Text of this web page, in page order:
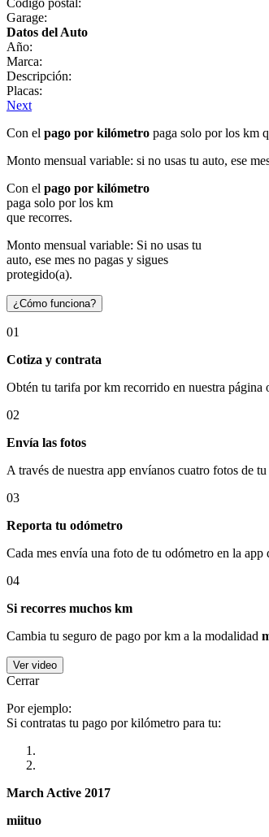
Garage:
Datos del Auto
Año:
Marca:
Descripción:
Placas:
Next
Con el pago por kilómetro paga solo por los km
Monto mensual variable: si no usas tu auto, ese
Con el pago por kilómetro
paga solo por los km
que recorres.
Monto mensual variable: Si no usas tu
auto, ese mes no pagas y sigues
protegido(a).
¿Cómo funciona?
01
Cotiza y contrata
Obtén tu tarifa por km recorrido en nuestra página
02
Envía las fotos
A través de nuestra app envíanos cuatro fotos de
03
Reporta tu odómetro
Cada mes envía una foto de tu odómetro en la app
04
Si recorres muchos km
Cambia tu seguro de pago por km a la modalidad
Ver video
Cerrar
Por ejemplo:
Si contratas tu pago por kilómetro para tu:
March Active 2017
miituo